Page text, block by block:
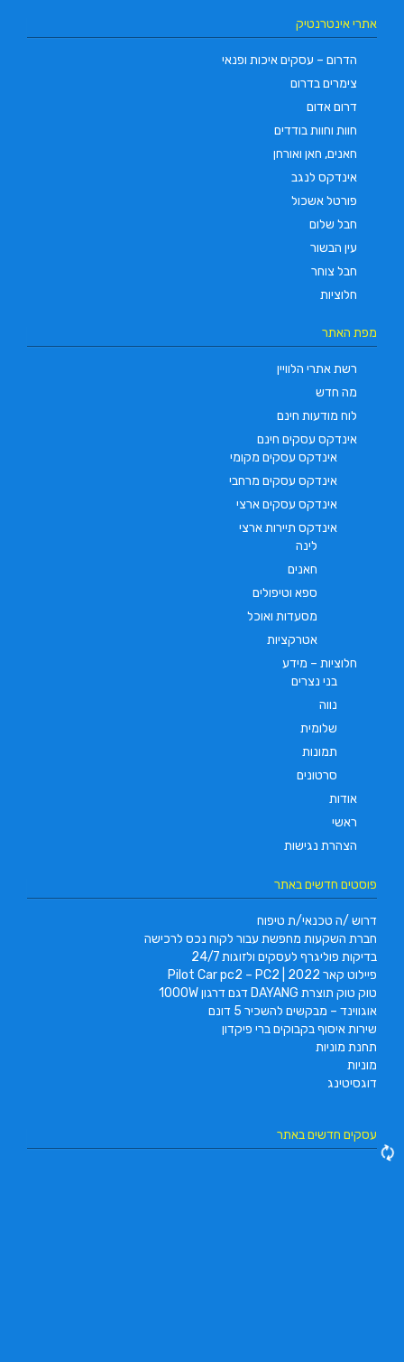
אתרי אינטרנטיק
הדרום – עסקים איכות ופנאי
צימרים בדרום
דרום אדום
חוות וחוות בודדים
חאנים, חאן ואורחן
אינדקס לנגב
פורטל אשכול
חבל שלום
עין הבשור
חבל צוחר
חלוציות
מפת האתר
רשת אתרי הלוויין
מה חדש
לוח מודעות חינם
אינדקס עסקים חינם
אינדקס עסקים מקומי
אינדקס עסקים מרחבי
אינדקס עסקים ארצי
אינדקס תיירות ארצי
לינה
חאנים
ספא וטיפולים
מסעדות ואוכל
אטרקציות
חלוציות – מידע
בני נצרים
נווה
שלומית
תמונות
סרטונים
אודות
ראשי
הצהרת נגישות
פוסטים חדשים באתר
דרוש /ה טכנאי/ת טיפוח
חברת השקעות מחפשת עבור לקוח נכס לרכישה
בדיקות פוליגרף לעסקים ולזוגות 24/7
פיילוט קאר 2022 | Pilot Car pc2 – PC2
טוק טוק תוצרת DAYANG דגם דרגון 1000W
אוגווינד – מבקשים להשכיר 5 דונם
שירות איסוף בקבוקים ברי פיקדון
תחנת מוניות
מוניות
דוגסיטינג
עסקים חדשים באתר